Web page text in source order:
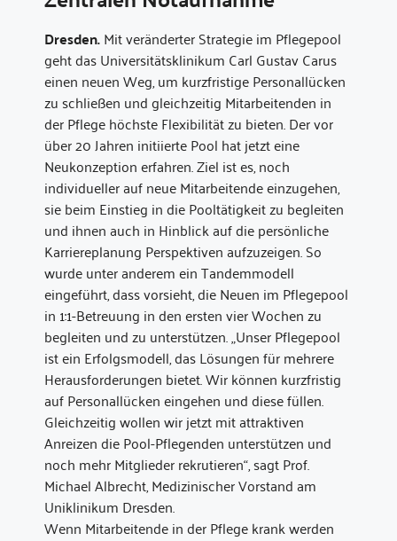
Dresden.Mit veränderter Strategie im Pflegepool
geht das Universitätsklinikum Carl Gustav Carus
einen neuen Weg, um kurzfristige Personallücken
zu schließen und gleichzeitig Mitarbeitenden in
der Pflege höchste Flexibilität zu bieten. Der vor
über 20 Jahren initiierte Pool hat jetzt eine
Neukonzeption erfahren. Ziel ist es, noch
individueller auf neue Mitarbeitende einzugehen,
sie beim Einstieg in die Pooltätigkeit zu begleiten
und ihnen auch in Hinblick auf die persönliche
Karriereplanung Perspektiven aufzuzeigen. So
wurde unter anderem ein Tandemmodell
eingeführt, dass vorsieht, die Neuen im Pflegepool
in 1:1-Betreuung in den ersten vier Wochen zu
begleiten und zu unterstützen. „Unser Pflegepool
ist ein Erfolgsmodell, das Lösungen für mehrere
Herausforderungen bietet. Wir können kurzfristig
auf Personallücken eingehen und diese füllen.
Gleichzeitig wollen wir jetzt mit attraktiven
Anreizen die Pool-Pflegenden unterstützen und
noch mehr Mitglieder rekrutieren“, sagt Prof.
Michael Albrecht, Medizinischer Vorstand am
Uniklinikum Dresden.
Wenn Mitarbeitende in der Pflege krank werden